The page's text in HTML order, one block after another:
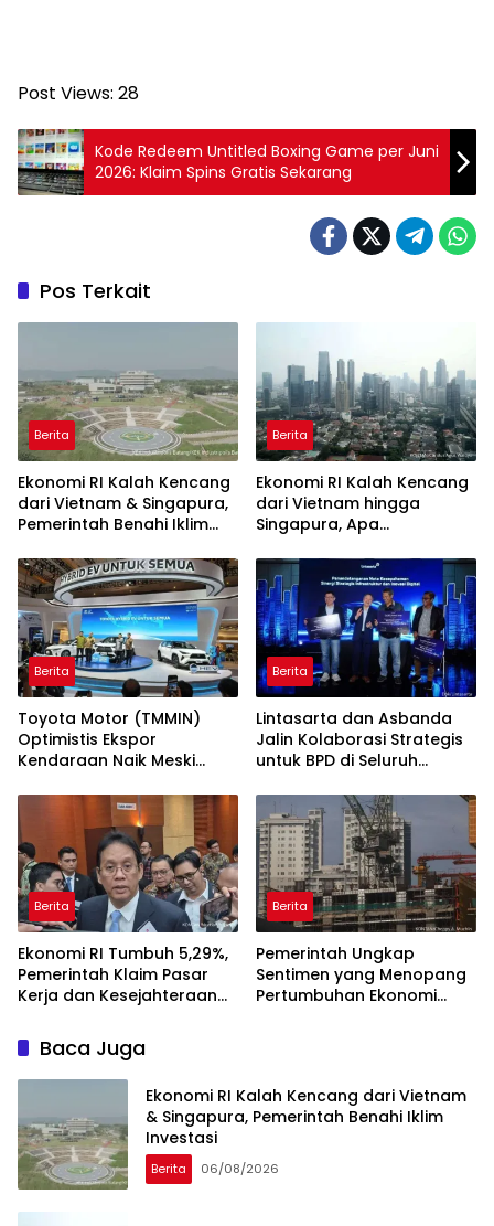
Post Views: 28
Kode Redeem Untitled Boxing Game per Juni
2026: Klaim Spins Gratis Sekarang
Pos Terkait
Berita
Ekonomi RI Kalah Kencang
dari Vietnam & Singapura,
Pemerintah Benahi Iklim
Berita
Ekonomi RI Kalah Kencang
dari Vietnam hingga
Singapura, Apa
Berita
Toyota Motor (TMMIN)
Optimistis Ekspor
Kendaraan Naik Meski
Berita
Lintasarta dan Asbanda
Jalin Kolaborasi Strategis
untuk BPD di Seluruh
Berita
Ekonomi RI Tumbuh 5,29%,
Pemerintah Klaim Pasar
Kerja dan Kesejahteraan
Berita
Pemerintah Ungkap
Sentimen yang Menopang
Pertumbuhan Ekonomi
Baca Juga
Ekonomi RI Kalah Kencang dari Vietnam
& Singapura, Pemerintah Benahi Iklim
Investasi
Berita 06/08/2026